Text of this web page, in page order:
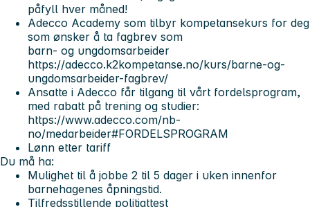
påfyll hver måned!
Adecco Academy som tilbyr kompetansekurs for deg
som ønsker å ta fagbrev som
barn- og ungdomsarbeider
https://adecco.k2kompetanse.no/kurs/barne-og-
ungdomsarbeider-fagbrev/
Ansatte i Adecco får tilgang til vårt fordelsprogram,
med rabatt på trening og studier:
https://www.adecco.com/nb-
no/medarbeider#FORDELSPROGRAM
Lønn etter tariff
Du må ha:
Mulighet til å jobbe 2 til 5 dager i uken innenfor
barnehagenes åpningstid.
Tilfredsstillende politiattest